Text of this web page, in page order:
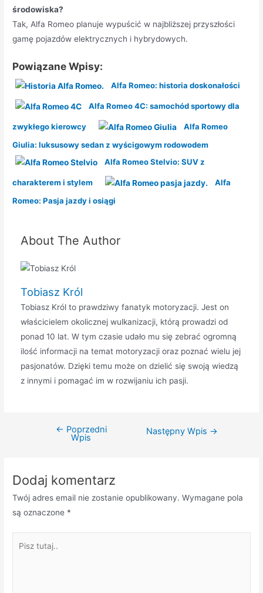
środowiska?
Tak, Alfa Romeo planuje wypuścić w najbliższej przyszłości
gamę pojazdów elektrycznych i hybrydowych.
Powiązane Wpisy:
Alfa Romeo: historia doskonałości
Alfa Romeo 4C: samochód sportowy dla
zwykłego kierowcy
Alfa Romeo
Giulia: luksusowy sedan z wyścigowym rodowodem
Alfa Romeo Stelvio: SUV z
charakterem i stylem
Alfa
Romeo: Pasja jazdy i osiągi
About The Author
Tobiasz Król
Tobiasz Król to prawdziwy fanatyk motoryzacji. Jest on
właścicielem okolicznej wulkanizacji, którą prowadzi od
ponad 10 lat. W tym czasie udało mu się zebrać ogromną
ilość informacji na temat motoryzacji oraz poznać wielu jej
pasjonatów. Dzięki temu może on dzielić się swoją wiedzą
z innymi i pomagać im w rozwijaniu ich pasji.
Nawigacja
← Poprzedni
Wpis
Następny Wpis →
Dodaj komentarz
Twój adres email nie zostanie opublikowany. Wymagane pola
są oznaczone *